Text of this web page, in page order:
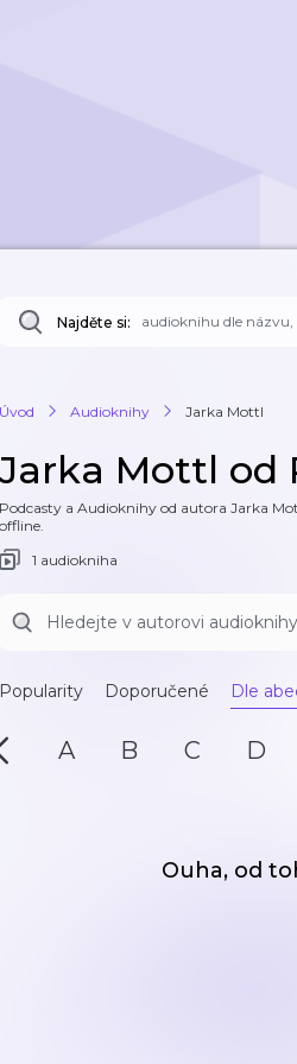
Najděte si:
Úvod Audioknihy Jarka Mottl
Jarka Mottl od
Podcasty a Audioknihy od autora Jarka
offline.
1 audiokniha
Popularity Doporučené Dle
A B C D
Ouha, od